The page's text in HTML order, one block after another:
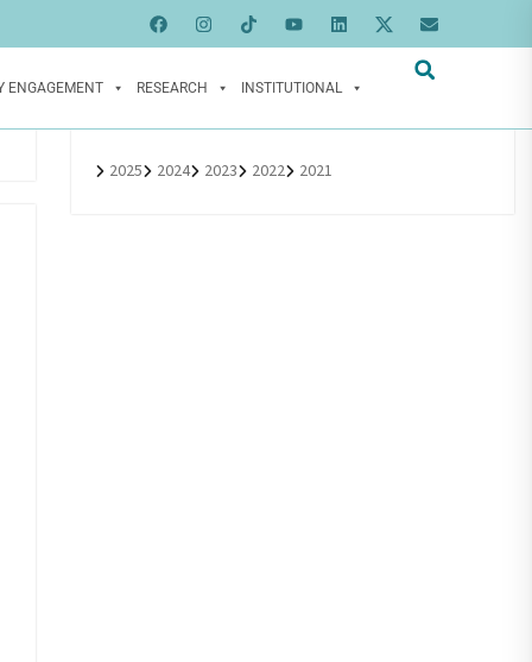
ENGAGEMENT RESEARCH INSTITUTIONAL
2025 2024 2023 2022 2021